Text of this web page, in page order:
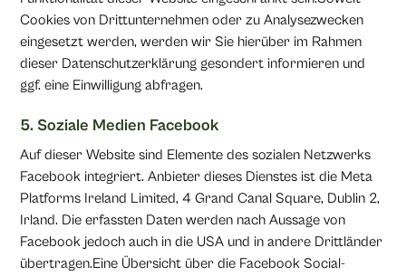
Cookies von Drittunternehmen oder zu Analysezwecken
eingesetzt werden, werden wir Sie hierüber im Rahmen
dieser Datenschutzerklärung gesondert informieren und
ggf. eine Einwilligung abfragen.
5. Soziale Medien Facebook
Auf dieser Website sind Elemente des sozialen Netzwerks
Facebook integriert. Anbieter dieses Dienstes ist die Meta
Platforms Ireland Limited, 4 Grand Canal Square, Dublin 2,
Irland. Die erfassten Daten werden nach Aussage von
Facebook jedoch auch in die USA und in andere Drittländer
übertragen.Eine Übersicht über die Facebook Social-